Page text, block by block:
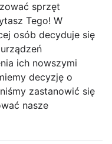
sprzęt
Tego! W
osób decyduje się
ich nowszymi
decyzję o
zastanowić się
nasze